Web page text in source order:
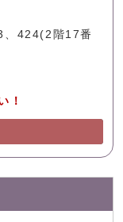
424(2階17番
！